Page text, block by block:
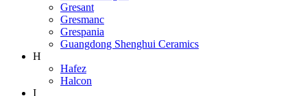
Gresant
Gresmanc
Grespania
Guangdong Shenghui Ceramics
H
Hafez
Halcon
I